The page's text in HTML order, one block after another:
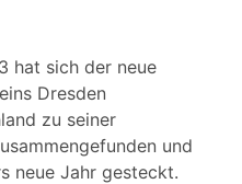
hat sich der neue
Dresden
zu seiner
und
neue Jahr gesteckt.